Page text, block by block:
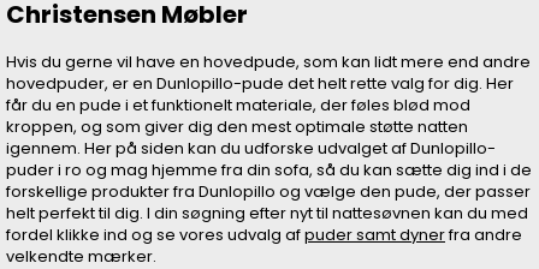
Christensen Møbler
Hvis du gerne vil have en hovedpude, som kan lidt mere end andre
hovedpuder, er en Dunlopillo-pude det helt rette valg for dig. Her
får du en pude i et funktionelt materiale, der føles blød mod
kroppen, og som giver dig den mest optimale støtte natten
igennem. Her på siden kan du udforske udvalget af Dunlopillo-
puder i ro og mag hjemme fra din sofa, så du kan sætte dig ind i de
forskellige produkter fra Dunlopillo og vælge den pude, der passer
helt perfekt til dig. I din søgning efter nyt til nattesøvnen kan du med
fordel klikke ind og se vores udvalg afpuder samt dynerfra andre
velkendte mærker.